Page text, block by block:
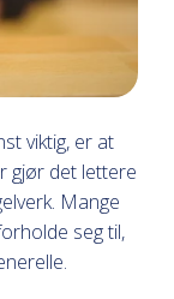
viktig, er at
gjør det lettere
Mange
seg til,